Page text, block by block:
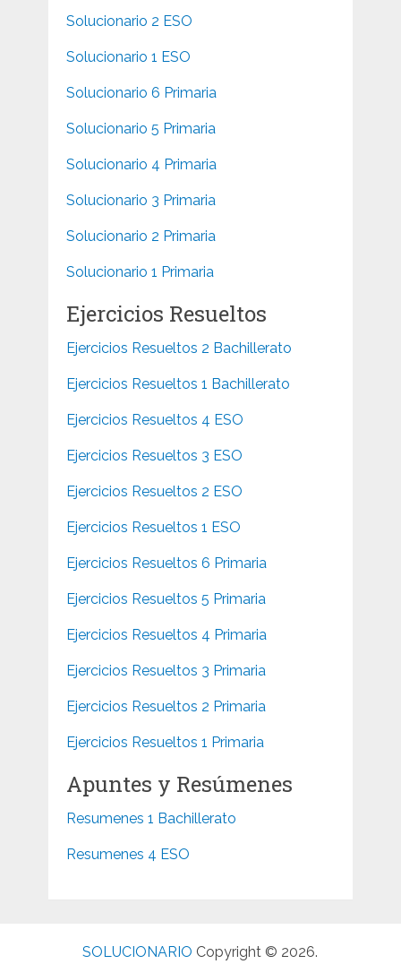
Solucionario 2 ESO
Solucionario 1 ESO
Solucionario 6 Primaria
Solucionario 5 Primaria
Solucionario 4 Primaria
Solucionario 3 Primaria
Solucionario 2 Primaria
Solucionario 1 Primaria
Ejercicios Resueltos
Ejercicios Resueltos 2 Bachillerato
Ejercicios Resueltos 1 Bachillerato
Ejercicios Resueltos 4 ESO
Ejercicios Resueltos 3 ESO
Ejercicios Resueltos 2 ESO
Ejercicios Resueltos 1 ESO
Ejercicios Resueltos 6 Primaria
Ejercicios Resueltos 5 Primaria
Ejercicios Resueltos 4 Primaria
Ejercicios Resueltos 3 Primaria
Ejercicios Resueltos 2 Primaria
Ejercicios Resueltos 1 Primaria
Apuntes y Resúmenes
Resumenes 1 Bachillerato
Resumenes 4 ESO
SOLUCIONARIO Copyright © 2026.